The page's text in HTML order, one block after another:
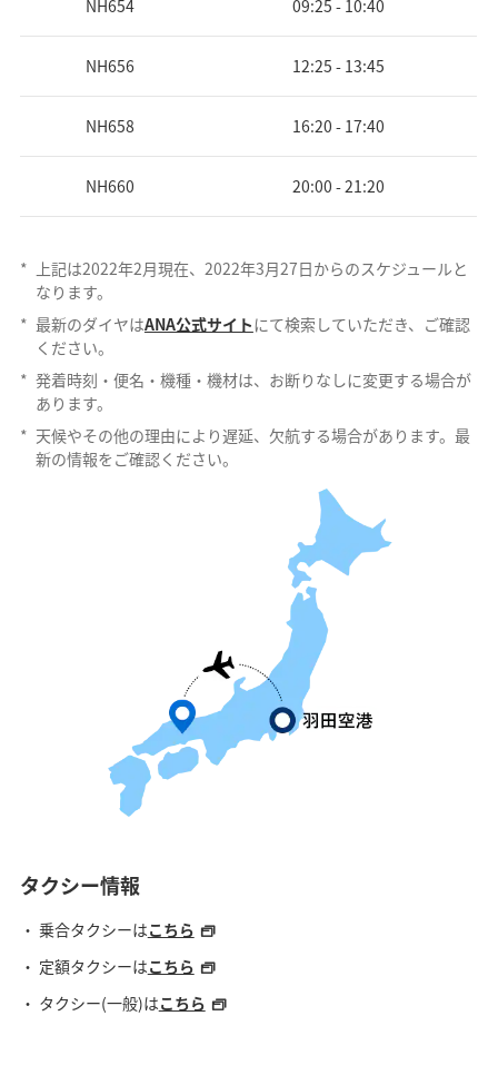
NH654 09:25 - 10:40
NH656 12:25 - 13:45
NH658 16:20 - 17:40
NH660 20:00 - 21:20
*
上記は2022年2月現在、2022年3月27日からのスケジュールと
なります。
* 最新のダイヤはANA公式サイトにて検索していただき、ご確認
ください。
* 発着時刻・便名・機種・機材は、お断りなしに変更する場合が
あります。
* 天候やその他の理由により遅延、欠航する場合があります。最
新の情報をご確認ください。
タクシー情報
乗合タクシーはこちら
定額タクシーはこちら
タクシー(一般)はこちら